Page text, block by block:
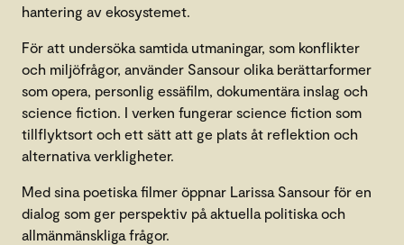
hantering av ekosystemet.
För att undersöka samtida utmaningar, som konflikter
och miljöfrågor, använder Sansour olika berättarformer
som opera, personlig essäfilm, dokumentära inslag och
science fiction. I verken fungerar science fiction som
tillflyktsort och ett sätt att ge plats åt reflektion och
alternativa verkligheter.
Med sina poetiska filmer öppnar Larissa Sansour för en
dialog som ger perspektiv på aktuella politiska och
allmänmänskliga frågor.